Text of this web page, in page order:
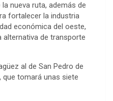
nueva ruta, además de
fortalecer la industria
económica del oeste,
alternativa de transporte
al de San Pedro de
tomará unas siete